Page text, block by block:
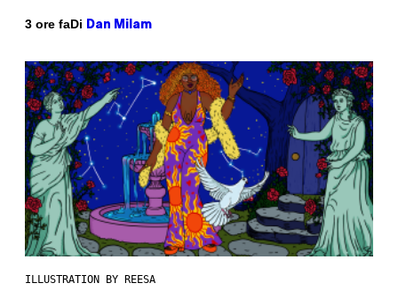
3 ore faDi Dan Milam
ILLUSTRATION BY REESA